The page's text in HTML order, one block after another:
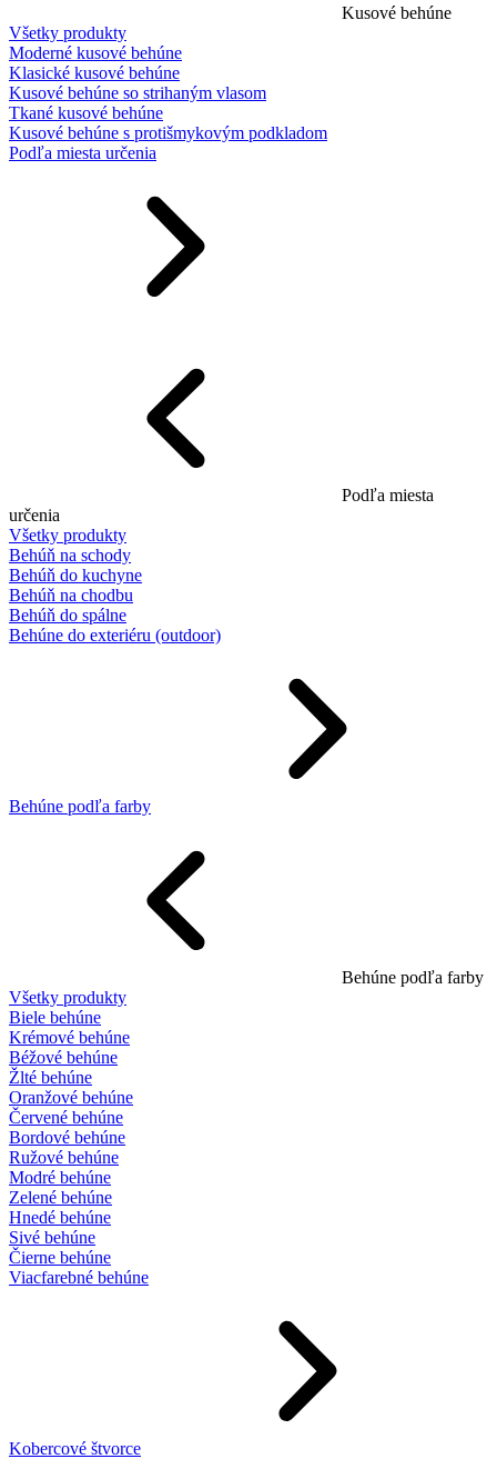
Kusové behúne
Všetky produkty
Moderné kusové behúne
Klasické kusové behúne
Kusové behúne so strihaným vlasom
Tkané kusové behúne
Kusové behúne s protišmykovým podkladom
Podľa miesta určenia
Podľa miesta
určenia
Všetky produkty
Behúň na schody
Behúň do kuchyne
Behúň na chodbu
Behúň do spálne
Behúne do exteriéru (outdoor)
Behúne podľa farby
Behúne podľa farby
Všetky produkty
Biele behúne
Krémové behúne
Béžové behúne
Žlté behúne
Oranžové behúne
Červené behúne
Bordové behúne
Ružové behúne
Modré behúne
Zelené behúne
Hnedé behúne
Sivé behúne
Čierne behúne
Viacfarebné behúne
Kobercové štvorce